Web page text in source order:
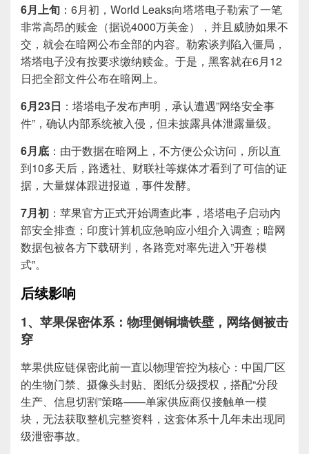
6月上旬 ：6月初，World Leaks向塔塔电子勒索了一笔
非常高昂的赎金（据说4000万美金），并且威胁如果不
交，就会在暗网公布全部的内容。勒索谈判陷入僵局，
塔塔电子没有按要求缴纳赎金。于是，黑客就在6月12
日把全部文件公布在暗网上。
6月23日 ：塔塔电子发布声明，承认遭遇”网络安全事
件”，确认内部系统被入侵，但未披露具体泄露量级。
6月底 ：由于数据在暗网上，不方便公众访问，所以直
到10多天后，路透社、财联社等媒体才看到了可信的证
据，大量媒体跟进报道，事件发酵。
7月初 ：苹果官方正式开始调查此事，塔塔电子启动内
部安全排查；印度计算机应急响应小组介入调查；暗网
数据包被各方下载研判，各路竞对率先进入”开卷模
式”。
后续影响
1、苹果保密体系：物理侧铜墙铁壁，网络侧被击
穿
苹果供应链保密此前一直以物理管控为核心：中国厂区
的生物门禁、摄像头封贴、图纸分级授权，搭配“分段
生产、信息切割”策略——单家供应商仅接触单一模
块，无法获取整机完整资料，这套体系十几年未出现同
级泄密事故。